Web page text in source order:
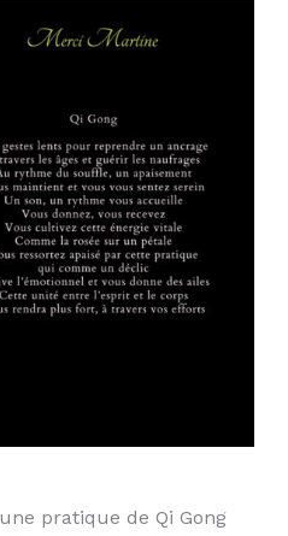
pratique de Qi Gong